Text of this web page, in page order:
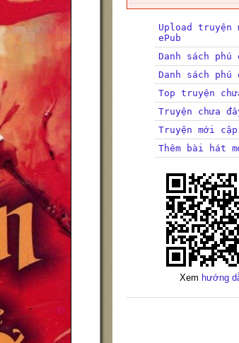
Upload truyện
ePub
Danh sách phú
Danh sách
Top truyện
Truyện chưa
Truyện mới
Thêm bài hát
Xem hướng